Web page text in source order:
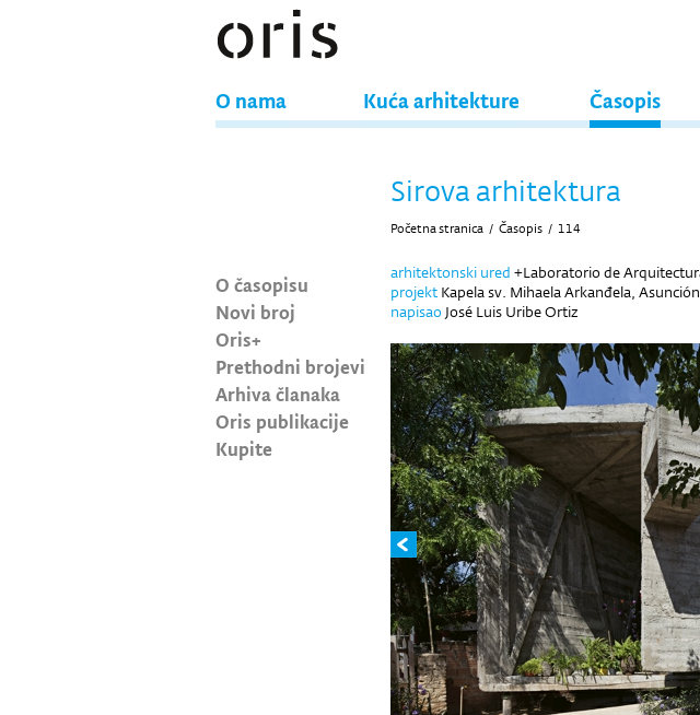
O nama Kuća arhitekture Časopis
O časopisu
Novi broj
Oris+
Prethodni brojevi
Arhiva članaka
Oris publikacije
Kupite
Sirova arhitektura
Početna stranica / Časopis / 114
arhitektonski ured +Laboratorio de
projekt Kapela sv. Mihaela Arkanđela,
napisao José Luis Uribe Ortiz